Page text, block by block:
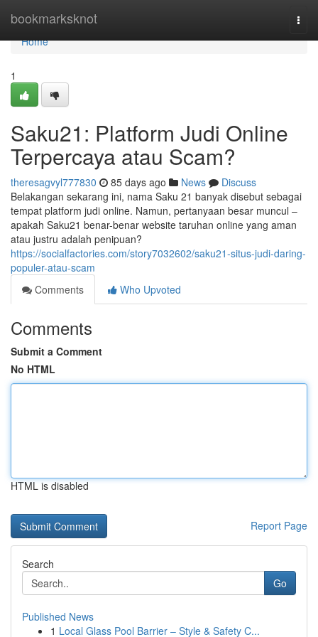
bookmarksknot
Home
Home
1
Saku21: Platform Judi Online
Terpercaya atau Scam?
theresagvyl777830 85 days ago News
Discuss
Belakangan sekarang ini, nama Saku 21 banyak disebut sebagai
tempat platform judi online. Namun, pertanyaan besar muncul –
apakah Saku21 benar-benar website taruhan online yang aman
atau justru adalah penipuan?
https://socialfactories.com/story7032602/saku21-situs-judi-daring-
populer-atau-scam
Comments
Who Upvoted
Comments
Submit a Comment
No HTML
HTML is disabled
Report Page
Search
Go
Published News
1 Local Glass Pool Barrier – Style & Safety C...